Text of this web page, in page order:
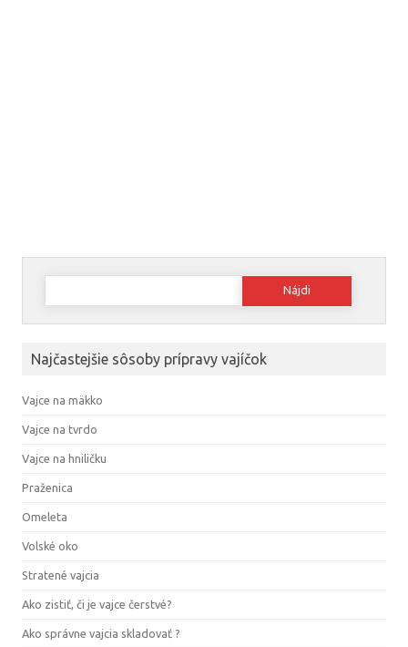
Hľadať:
Najčastejšie sôsoby prípravy vajíčok
Vajce na mäkko
Vajce na tvrdo
Vajce na hniličku
Praženica
Omeleta
Volské oko
Stratené vajcia
Ako zistiť, či je vajce čerstvé?
Ako správne vajcia skladovať ?